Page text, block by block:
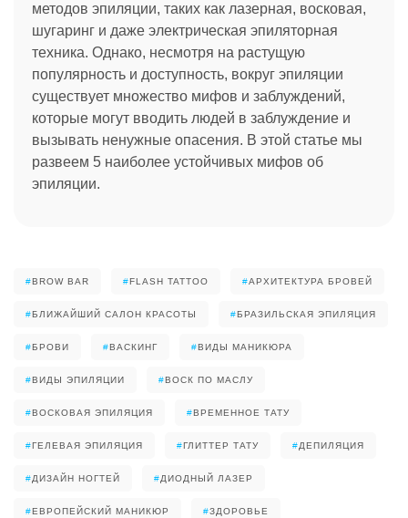
методов эпиляции, таких как лазерная, восковая,
шугаринг и даже электрическая эпиляторная
техника. Однако, несмотря на растущую
популярность и доступность, вокруг эпиляции
существует множество мифов и заблуждений,
которые могут вводить людей в заблуждение и
вызывать ненужные опасения. В этой статье мы
развеем 5 наиболее устойчивых мифов об
эпиляции.
#BROW BAR #FLASH TATTOO #АРХИТЕКТУРА БРОВЕЙ
#БЛИЖАЙШИЙ САЛОН КРАСОТЫ #БРАЗИЛЬСКАЯ ЭПИЛЯЦИЯ
#БРОВИ #ВАСКИНГ #ВИДЫ МАНИКЮРА
#ВИДЫ ЭПИЛЯЦИИ #ВОСК ПО МАСЛУ
#ВОСКОВАЯ ЭПИЛЯЦИЯ #ВРЕМЕННОЕ ТАТУ
#ГЕЛЕВАЯ ЭПИЛЯЦИЯ #ГЛИТТЕР ТАТУ #ДЕПИЛЯЦИЯ
#ДИЗАЙН НОГТЕЙ #ДИОДНЫЙ ЛАЗЕР
#ЕВРОПЕЙСКИЙ МАНИКЮР #ЗДОРОВЬЕ